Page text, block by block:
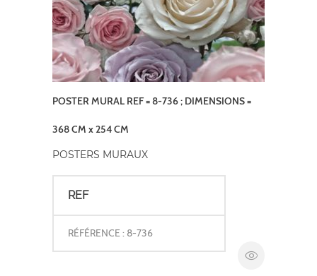
POSTER MURAL REF = 8-736 ; DIMENSIONS =
368 CM x 254 CM
POSTERS MURAUX
REF
RÉFÉRENCE : 8-736